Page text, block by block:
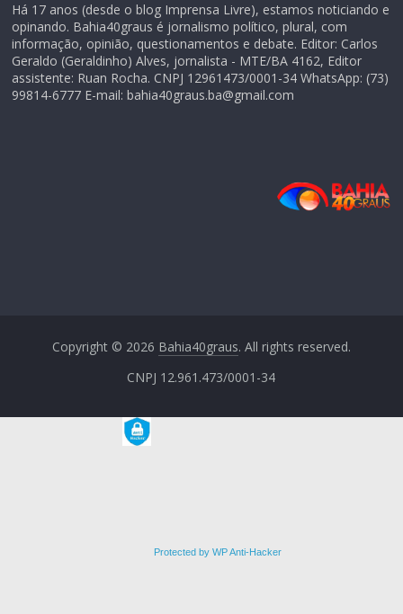
Há 17 anos (desde o blog Imprensa Livre), estamos noticiando e
opinando. Bahia40graus é jornalismo político, plural, com
informação, opinião, questionamentos e debate. Editor: Carlos
Geraldo (Geraldinho) Alves, jornalista - MTE/BA 4162, Editor
assistente: Ruan Rocha. CNPJ 12961473/0001-34 WhatsApp: (73)
99814-6777 E-mail: bahia40graus.ba@gmail.com
Copyright © 2026 Bahia40graus. All rights reserved.
CNPJ 12.961.473/0001-34
Protected by WP Anti-Hacker